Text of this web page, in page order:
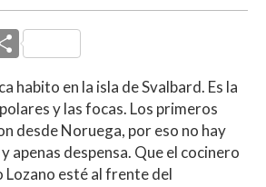
C
o
m
p
ar
habito en la isla de Svalbard. Es la
y las focas. Los primeros
desde Noruega, por eso no hay
apenas despensa. Que el cocinero
esté al frente del